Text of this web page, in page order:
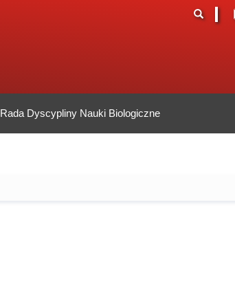
Rada Dyscypliny Nauki Biologiczne